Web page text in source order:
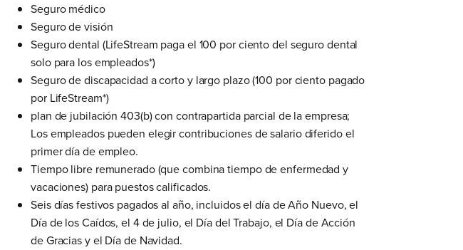
Seguro médico
Seguro de visión
Seguro dental (LifeStream paga el 100 por ciento del seguro dental
solo para los empleados*)
Seguro de discapacidad a corto y largo plazo (100 por ciento pagado
por LifeStream*)
plan de jubilación 403(b) con contrapartida parcial de la empresa;
Los empleados pueden elegir contribuciones de salario diferido el
primer día de empleo.
Tiempo libre remunerado (que combina tiempo de enfermedad y
vacaciones) para puestos calificados.
Seis días festivos pagados al año, incluidos el día de Año Nuevo, el
Día de los Caídos, el 4 de julio, el Día del Trabajo, el Día de Acción
de Gracias y el Día de Navidad.